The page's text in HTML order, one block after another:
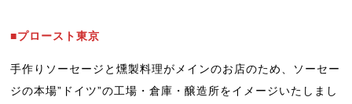
■プロースト東京
手作りソーセージと燻製料理がメインのお店のため、ソーセー
ジの本場”ドイツ”の工場・倉庫・醸造所をイメージいたしまし